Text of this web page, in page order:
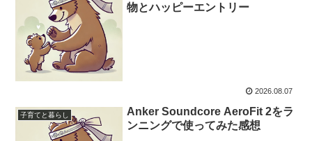
物とハッピーエントリー
2026.08.07
子育てと暮らし
Anker Soundcore AeroFit 2をラ
ンニングで使ってみた感想